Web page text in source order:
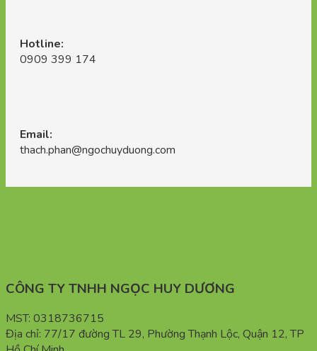
Hotline:
0909 399 174
Email:
thach.phan@ngochuyduong.com
CÔNG TY TNHH NGỌC HUY DƯƠNG
MST: 0318736715
Địa chỉ: 77/17 đường TL 29, Phường Thạnh Lộc, Quận 12, TP